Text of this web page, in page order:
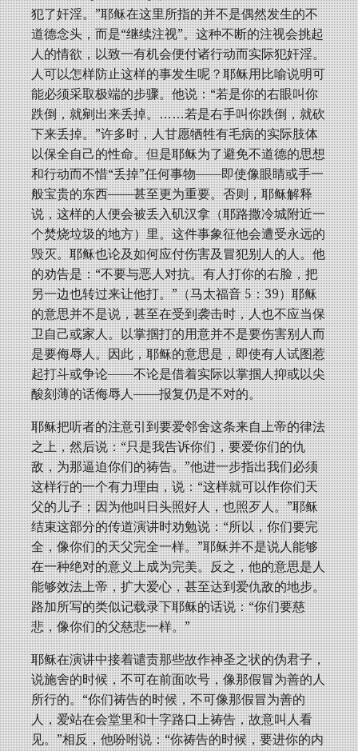
犯了奸淫。”耶稣在这里所指的并不是偶然发生的不
道德念头，而是“继续注视”。这种不断的注视会挑起
人的情欲，以致一有机会便付诸行动而实际犯奸淫。
人可以怎样防止这样的事发生呢？耶稣用比喻说明可
能必须采取极端的步骤。他说：“若是你的右眼叫你
跌倒，就剜出来丢掉。……若是右手叫你跌倒，就砍
下来丢掉。”许多时，人甘愿牺牲有毛病的实际肢体
以保全自己的性命。但是耶稣为了避免不道德的思想
和行动而不惜“丢掉”任何事物——即使像眼睛或手一
般宝贵的东西——甚至更为重要。否则，耶稣解释
说，这样的人便会被丢入矶汉拿（耶路撒冷城附近一
个焚烧垃圾的地方）里。这件事象征他会遭受永远的
毁灭。耶稣也论及如何应付伤害及冒犯别人的人。他
的劝告是：“不要与恶人对抗。有人打你的右脸，把
另一边也转过来让他打。”（马太福音 5：39）耶稣
的意思并不是说，甚至在受到袭击时，人也不应当保
卫自己或家人。以掌掴打的用意并不是要伤害别人而
是要侮辱人。因此，耶稣的意思是，即使有人试图惹
起打斗或争论——不论是借着实际以掌掴人抑或以尖
酸刻薄的话侮辱人——报复仍是不对的。
耶稣把听者的注意引到要爱邻舍这条来自上帝的律法
之上，然后说：“只是我告诉你们，要爱你们的仇
敌，为那逼迫你们的祷告。”他进一步指出我们必须
这样行的一个有力理由，说：“这样就可以作你们天
父的儿子；因为他叫日头照好人，也照歹人。”耶稣
结束这部分的传道演讲时劝勉说：“所以，你们要完
全，像你们的天父完全一样。”耶稣并不是说人能够
在一种绝对的意义上成为完美。反之，他的意思是人
能够效法上帝，扩大爱心，甚至达到爱仇敌的地步。
路加所写的类似记载录下耶稣的话说：“你们要慈
悲，像你们的父慈悲一样。”
耶稣在演讲中接着谴责那些故作神圣之状的伪君子，
说施舍的时候，不可在前面吹号，像那假冒为善的人
所行的。“你们祷告的时候，不可像那假冒为善的
人，爱站在会堂里和十字路口上祷告，故意叫人看
见。”相反，他吩咐说：“你祷告的时候，要进你的内